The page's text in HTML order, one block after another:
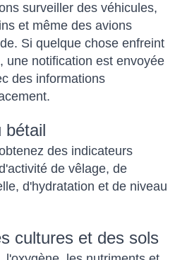
surveiller des véhicules,
et même des avions
Si quelque chose enfreint
une notification est envoyée
des informations
bétail
des indicateurs
de vêlage, de
d'hydratation et de niveau
cultures et des sols